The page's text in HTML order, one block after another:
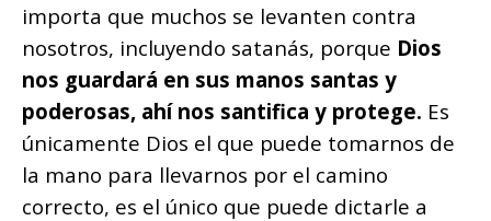
importa que muchos se levanten contra
nosotros, incluyendo satanás, porque Dios
nos guardará en sus manos santas y
poderosas, ahí nos santifica y protege. Es
únicamente Dios el que puede tomarnos de
la mano para llevarnos por el camino
correcto, es el único que puede dictarle a